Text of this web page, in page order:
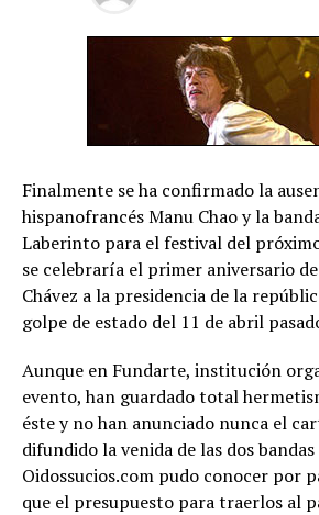
Finalmente se ha confirmado la
hispanofrancés Manu Chao y la
Laberinto para el festival del
se celebraría el primer aniversario
Chávez a la presidencia de la
golpe de estado del 11 de abril
Aunque en Fundarte, institución
evento, han guardado total
éste y no han anunciado nunca el
difundido la venida de las dos
Oidossucios.com pudo conocer por
que el presupuesto para traerlos al